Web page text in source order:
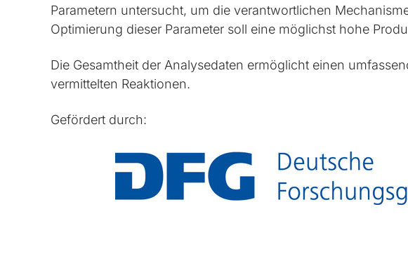
Parametern untersucht, um die verantwortlichen
Optimierung dieser Parameter soll eine möglichst hohe
Die Gesamtheit der Analysedaten ermöglicht einen
vermittelten Reaktionen.
Gefördert durch: